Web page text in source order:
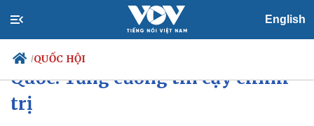
English
/QUỐC HỘI
Chủ tịch Quốc hội thăm Trung
Quốc: Tăng cường tin cậy chính
trị